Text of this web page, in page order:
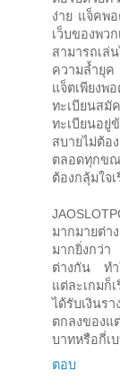
ง่าย แจ็คพ
เว็บของพว
สามารถเล่
ความล้ำยุค
แจ็ตเพียงพ
ทะเบียนส
ทะเบียนอ
สบายไม่ต้อ
ตลอดทุกข
ต้องกลุ้มใจ
มากมายต่า
มากยิ่งกว่
ต่างกัน ทำ
แต่ละเกมก็
ได้รับเงินร
ตกลงของแ
บาทหรือกี่เ
ตอบ